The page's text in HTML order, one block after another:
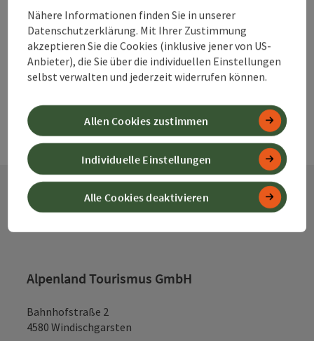
powered byTOURDATA Änderung vorschlagen
Kontakt
Alpenland Tourismus GmbH
Bahnhofstraße 2
4580 Windischgarsten
Nähere Informationen finden Sie in unserer
Datenschutzerklärung. Mit Ihrer Zustimmung
akzeptieren Sie die Cookies (inklusive jener von US-
Anbieter), die Sie über die individuellen Einstellungen
selbst verwalten und jederzeit widerrufen können.
Alle Cookies deaktivieren
Individuelle Einstellungen
Allen Cookies zustimmen